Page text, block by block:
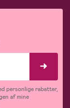
personlige rabatter,
af mine